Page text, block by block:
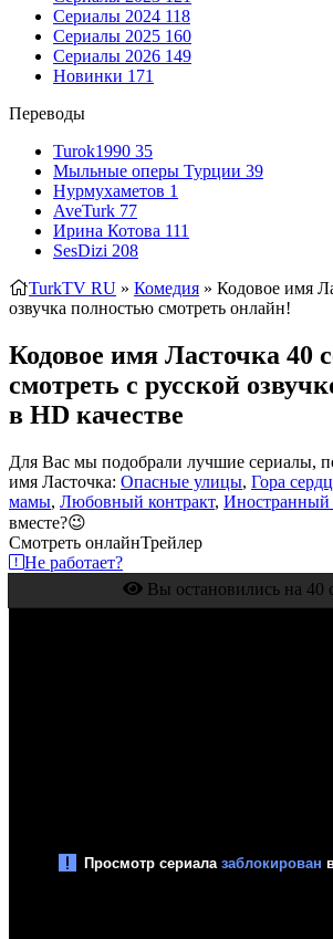
Сериалы 2024 118
Сериалы 2025 160
Сериалы 2026 149
Новинки 171
Переводы
Turok1990 35
Мыльные оперы Турции 39
Нурмухаметов 1
AveTurk 77
Ирина Котова 111
SesDizi 208
TurkTV RU » Комедия » Кодовое имя
озвучка полностью смотреть онлайн!
Кодовое имя Ласточка 40
смотреть с русской
в HD качестве
Для Вас мы подобрали лучшие сериалы,
имя Ласточка: Опасные улицы, Гора
мамы, Любовный контракт,
вместе?😉
Смотреть онлайнТрейлер
Не работает?
Вы остановились на 40